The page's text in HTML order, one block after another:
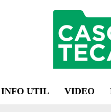
INFO UTIL VIDEO